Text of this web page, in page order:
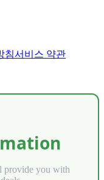
침서비스 약관
provide you with